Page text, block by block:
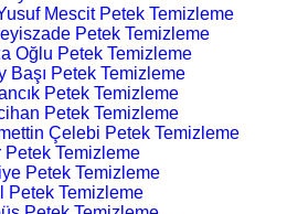
Mescit Petek Temizleme
Petek Temizleme
Oğlu Petek Temizleme
Başı Petek Temizleme
Petek Temizleme
Petek Temizleme
Çelebi Petek Temizleme
Petek Temizleme
Petek Temizleme
Petek Temizleme